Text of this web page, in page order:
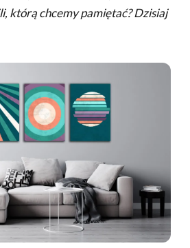
którą chcemy pamiętać? Dzisiaj